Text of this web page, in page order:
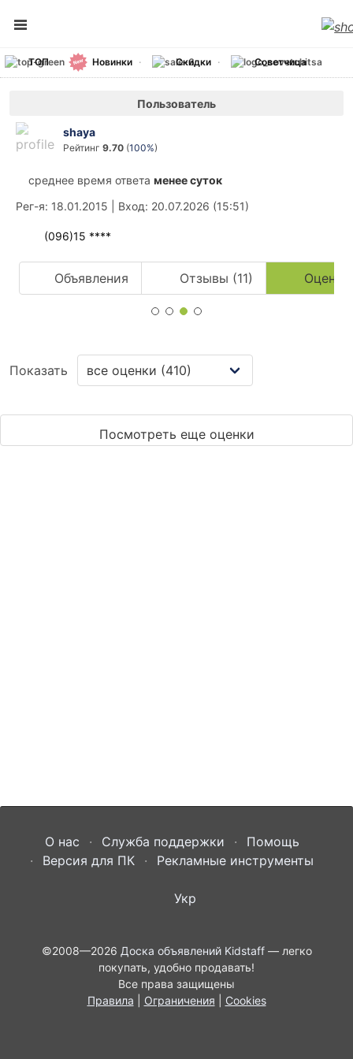
ТОП Новинки Скидки Советчица
Пользователь
shaya
Рейтинг 9.70 (100%)
среднее время ответа менее суток
Рег-я: 18.01.2015 Вход: 20.07.2026 (15:51)
(096)15 ****
Объявления Отзывы (11)
Показать
Посмотреть еще оценки
О нас Служба поддержки
Помощь
Версия для ПК
Рекламные инструменты
Укр
©2008—2026 Доска объявлений Kidstaff— легко
покупать, удобно продавать!
Все права защищены
Правила
Ограничения Cookies